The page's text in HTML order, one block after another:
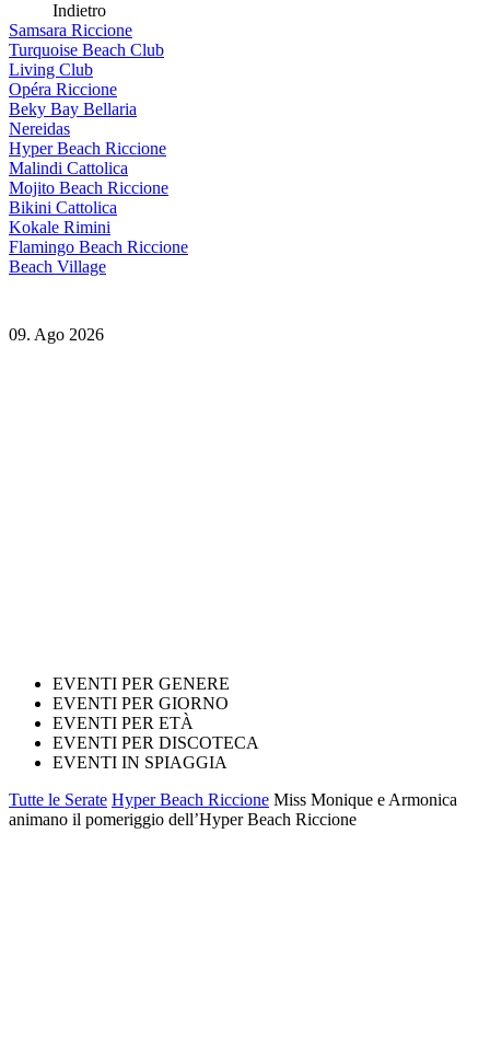
Indietro
Samsara Riccione
Turquoise Beach Club
Living Club
Opéra Riccione
Beky Bay Bellaria
Nereidas
Hyper Beach Riccione
Malindi Cattolica
Mojito Beach Riccione
Bikini Cattolica
Kokale Rimini
Flamingo Beach Riccione
Beach Village
09. Ago 2026
EVENTI PER GENERE
EVENTI PER GIORNO
EVENTI PER ETÀ
EVENTI PER DISCOTECA
EVENTI IN SPIAGGIA
Tutte le Serate Hyper Beach Riccione Miss Monique e Armonica
animano il pomeriggio dell’Hyper Beach Riccione